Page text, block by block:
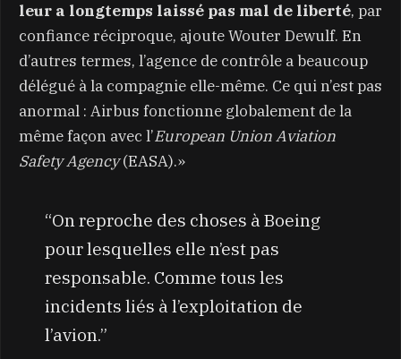
leur a longtemps laissé pas mal de liberté, par
confiance réciproque, ajoute Wouter Dewulf. En
d’autres termes, l’agence de contrôle a beaucoup
délégué à la compagnie elle-même. Ce qui n’est pas
anormal : Airbus fonctionne globalement de la
même façon avec l’European Union Aviation
Safety Agency(EASA).»
“On reproche des choses à Boeing
pour lesquelles elle n’est pas
responsable. Comme tous les
incidents liés à l’exploitation de
l’avion.”